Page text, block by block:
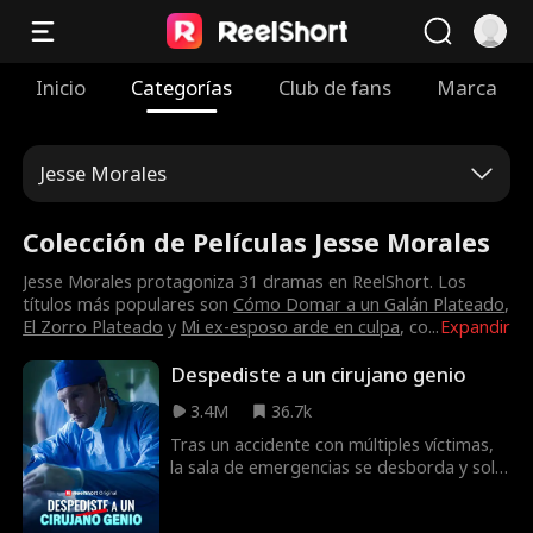
Inicio Categorías Club de fans Marca
Jesse Morales
Colección de Películas Jesse Morales
Expandir
Jesse Morales protagoniza 31 dramas en ReelShort. Los
títulos más populares sonCómo Domar a un Galán Plateado,
El Zorro Plateado y Mi ex-esposo arde en culpa, co...
Despediste a un cirujano genio
3.4M
36.7k
Tras un accidente con múltiples víctimas,
la sala de emergencias se desborda y solo